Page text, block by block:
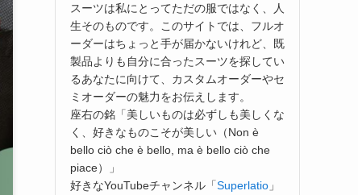
スーツは私にとってただの服ではなく、人
生そのものです。このサイトでは、フルオ
ーダーはちょっと手が届かないけれど、既
製品よりも自分に合ったスーツを探してい
るあなたに向けて、カスタムオーダーやセ
ミオーダーの魅力をお伝えします。
座右の銘「美しいものは必ずしも美しくな
く、好きなものこそが美しい（Non è
bello ciò che è bello, ma è bello ciò che
piace）」
好きなYouTubeチャンネル「Superlatio 」